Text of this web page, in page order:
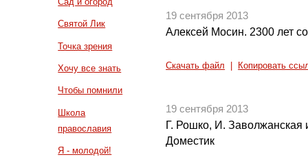
Святой Лик
Точка зрения
Хочу все знать
Чтобы помнили
Школа
православия
Я - молодой!
19 сентября 2013
Алексей Мосин. 2300 лет
Скачать файл Копировать
19 сентября 2013
Г. Рошко, И. Заволжанская
Доместик